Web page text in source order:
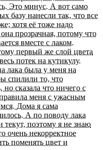
Это минус. А вот само
базу нанесли так, что все
хотя её тоже надо
прозрачная, потому что
вместе с лаком.
первый же слой цвета
потек на кутикулу.
лака была у меня на
спилили то, что
но сказала что ничего с
меня с ужасным
Дома я сама
А по поводу лака
текут, поэтому я не знаю
очень некорректное
поменять цвет и